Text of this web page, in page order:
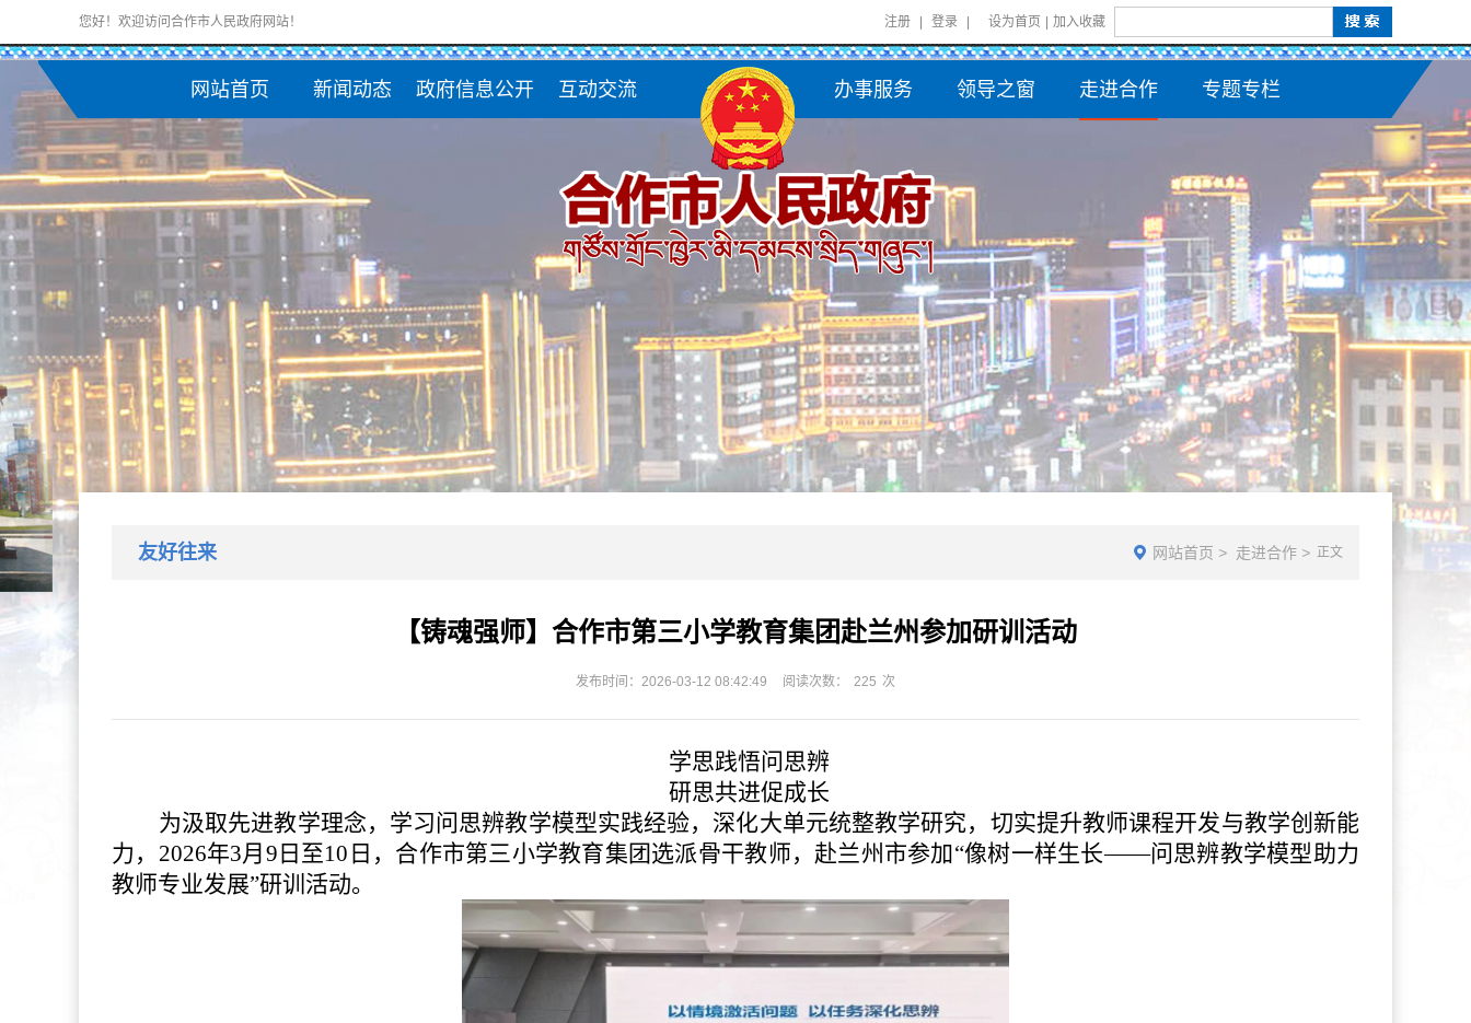
您好！欢迎访问合作市人民政府网站！ 注册 登录 设为首页 加入收藏
网站首页 新闻动态 政府信息公开 互动交流 办事服务 领导之窗 走进合作 专题专栏
友好往来 网站首页 > 走进合作 > 正文
【铸魂强师】合作市第三小学教育集团赴兰州参加研训活动
发布时间：2026-03-12 08:42:49 阅读次数： 225 次
学思践悟问思辨
研思共进促成长
为汲取先进教学理念，学习问思辨教学模型实践经验，深化大单元统整教学研究，切实提升教师课程开发与教学创新能
力， 2026年3月9日至10日，合作市第三小学教育集团选派骨干教师，赴兰州市参加“像树一样生长——问思辨教学模型助力
教师专业发展”研训活动。